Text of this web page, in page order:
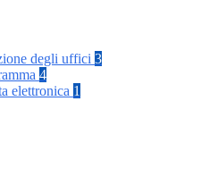
degli uffici 3
4
elettronica 1